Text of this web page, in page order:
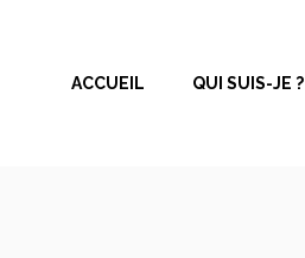
contenuACCUEIL QUI SUIS-JE ?